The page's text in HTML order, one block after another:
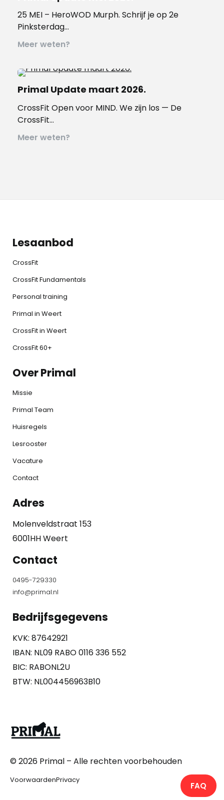
25 MEI – HeroWOD Murph. Schrijf je op 2e
Pinksterdag…
Meer weten?
Primal Update maart 2026.
CrossFit Open voor MIND. We zijn los — De
CrossFit…
Meer weten?
Lesaanbod
CrossFit
CrossFit Fundamentals
Personal training
Primal in Weert
CrossFit in Weert
CrossFit 60+
Over Primal
Missie
Primal Team
Huisregels
Lesrooster
Vacature
Contact
Adres
Molenveldstraat 153
6001HH Weert
Contact
0495-729330
info@primal.nl
Bedrijfsgegevens
KVK: 87642921
IBAN: NL09 RABO 0116 336 552
BIC: RABONL2U
BTW: NL004456963B10
© 2026 Primal – Alle rechten voorbehouden
VoorwaardenPrivacy
FAQ